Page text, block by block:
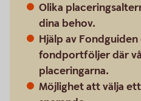
Olika
dina behov.
Hjälp av
fondportföljer där
placeringarna.
Möjlighet att välja